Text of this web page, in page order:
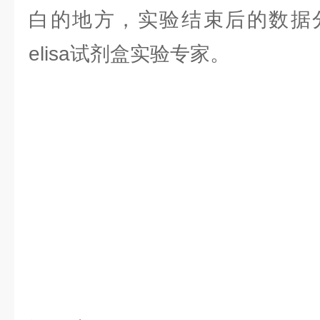
白的地方，实验结束后的数
elisa试剂盒实验专家。